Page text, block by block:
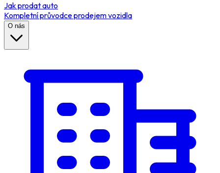
Jak prodat auto
Kompletní průvodce prodejem vozidla
O nás